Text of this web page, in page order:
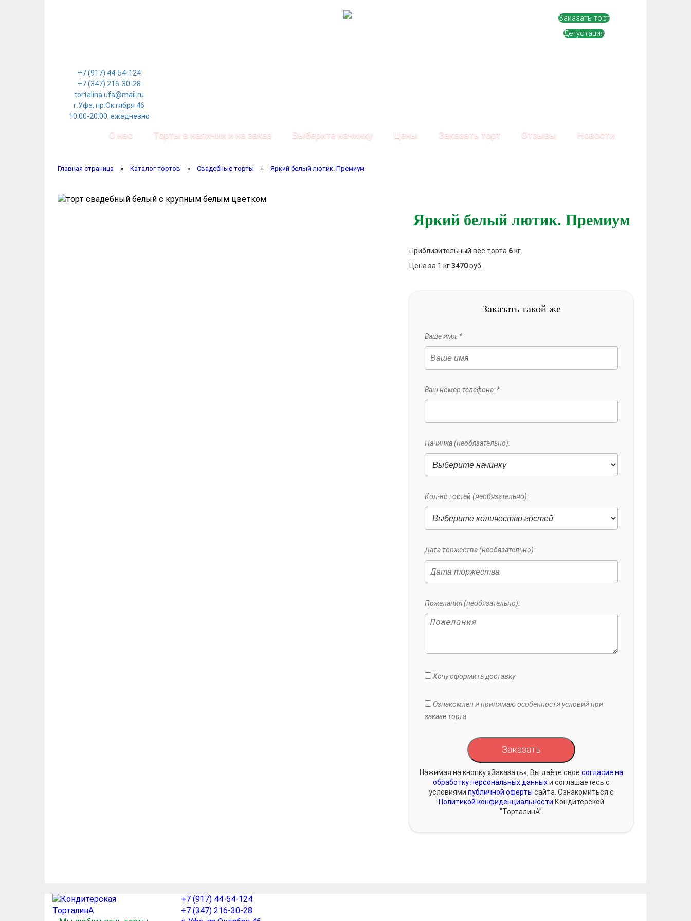
+7 (917) 44-54-124
+7 (347) 216-30-28
tortalina.ufa@mail.ru
г.Уфа, пр.Октября 46
10:00-20:00, ежедневно
Заказать торт
Дегустация
О нас Торты в наличии и на заказ Выберите начинку Цены Заказать торт Отзывы Новости
Главная страница » Каталог тортов » Свадебные торты » Яркий белый лютик. Премиум
Яркий белый лютик. Премиум
Приблизительный вес торта 6кг.
Цена за 1 кг3470руб.
Заказать такой же
Ваше имя: *
Ваш номер телефона: *
Начинка (необязательно):
Кол-во гостей (необязательно):
Дата торжества (необязательно):
Пожелания (необязательно):
Хочу оформить доставку
Ознакомлен и принимаю особенности условий при
заказе торта.
Заказать
Нажимая на кнопку «Заказать», Вы даёте свое согласие на
обработку персональных данныхи соглашаетесь с
условиями публичной оферты сайта. Ознакомиться с
Политикой конфиденциальности Кондитерской
"ТорталинА".
+7 (917) 44-54-124
+7 (347) 216-30-28